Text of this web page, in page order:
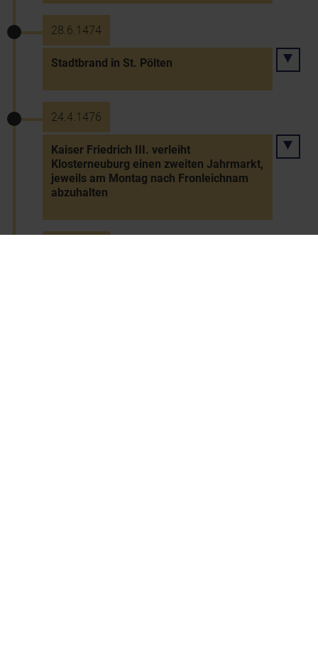
28.6.1474
Stadtbrand in St. Pölten
24.4.1476
Kaiser Friedrich III. verleiht
Klosterneuburg einen zweiten Jahrmarkt,
jeweils am Montag nach Fronleichnam
abzuhalten